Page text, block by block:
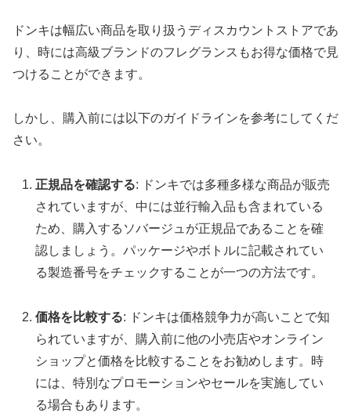
ドンキは幅広い商品を取り扱うディスカウントストアであ
り、時には高級ブランドのフレグランスもお得な価格で見
つけることができます。
しかし、購入前には以下のガイドラインを参考にしてくだ
さい。
正規品を確認する: ドンキでは多種多様な商品が販売
されていますが、中には並行輸入品も含まれている
ため、購入するソバージュが正規品であることを確
認しましょう。パッケージやボトルに記載されてい
る製造番号をチェックすることが一つの方法です。
価格を比較する: ドンキは価格競争力が高いことで知
られていますが、購入前に他の小売店やオンライン
ショップと価格を比較することをお勧めします。時
には、特別なプロモーションやセールを実施してい
る場合もあります。